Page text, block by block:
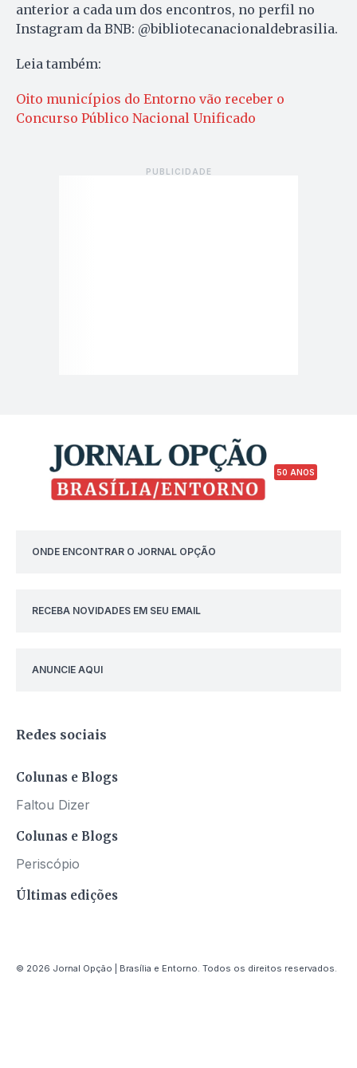
anterior a cada um dos encontros, no perfil no
Instagram da BNB: @bibliotecanacionaldebrasilia.
Leia também:
Oito municípios do Entorno vão receber o
Concurso Público Nacional Unificado
50 ANOS
ONDE ENCONTRAR O JORNAL OPÇÃO
RECEBA NOVIDADES EM SEU EMAIL
ANUNCIE AQUI
Redes sociais
Colunas e Blogs
Faltou Dizer
Colunas e Blogs
Periscópio
Últimas edições
© 2026 Jornal Opção | Brasília e Entorno. Todos os direitos reservados.